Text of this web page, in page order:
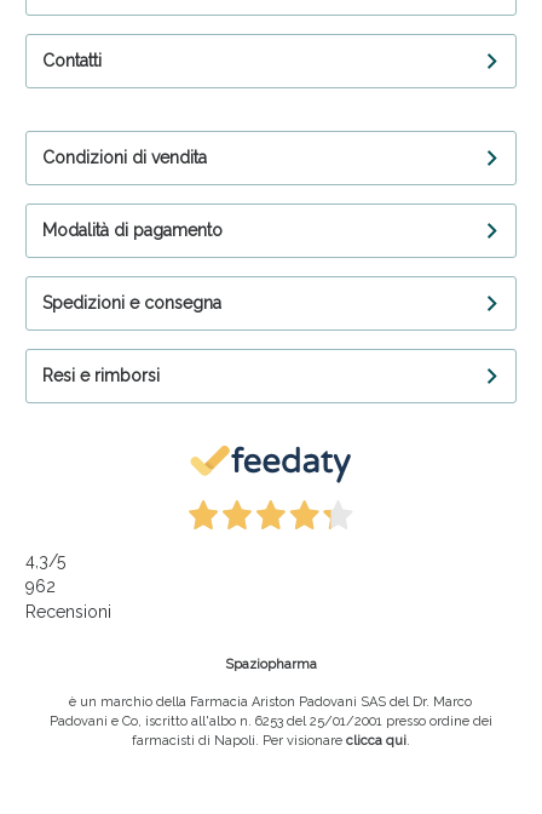
Contatti
Condizioni di vendita
Modalità di pagamento
Spedizioni e consegna
Resi e rimborsi
4,3/5
962
Recensioni
Spaziopharma
è un marchio della Farmacia Ariston Padovani SAS del Dr. Marco
Padovani e Co, iscritto all'albo n. 6253 del 25/01/2001 presso ordine dei
farmacisti di Napoli. Per visionare clicca qui.